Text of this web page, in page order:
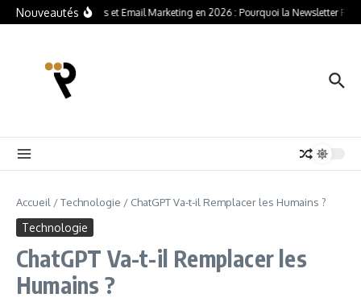
NouveautésNewsletters et Email Marketing en 2026 : Pourquoi la Newsletter
Accueil /Technologie / ChatGPT Va-t-il Remplacer les Humains ?
Technologie
ChatGPT Va-t-il Remplacer les
Humains ?